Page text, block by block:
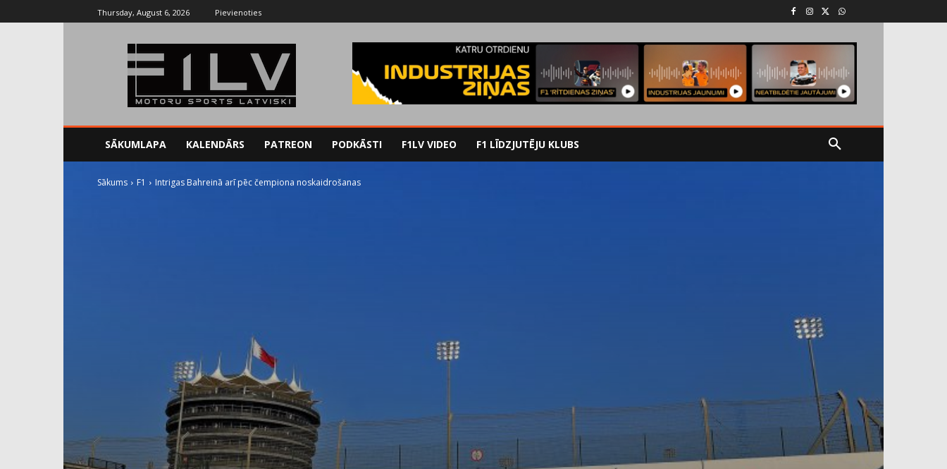
Thursday, August 6, 2026 Pievienoties
SĀKUMLAPA KALENDĀRS PATREON PODKĀSTI F1LV VIDEO F1 LĪDZJUTĒJU KLUBS
Sākums F1 Intrigas Bahreinā arī pēc čempiona noskaidrošanas